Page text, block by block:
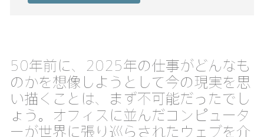
50年前に、2025年の仕事がどんなも
のかを想像しようとして今の現実を思
い描くことは、まず不可能だったでし
ょう。オフィスに並んだコンピュータ
ーが世界に張り巡らされたウェブを介